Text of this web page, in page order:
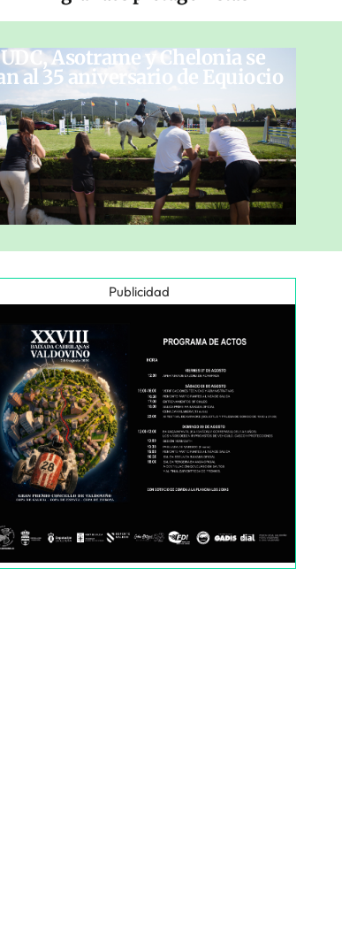
Asotrame y Chelonia se
al 35 aniversario de Equiocio
Publicidad